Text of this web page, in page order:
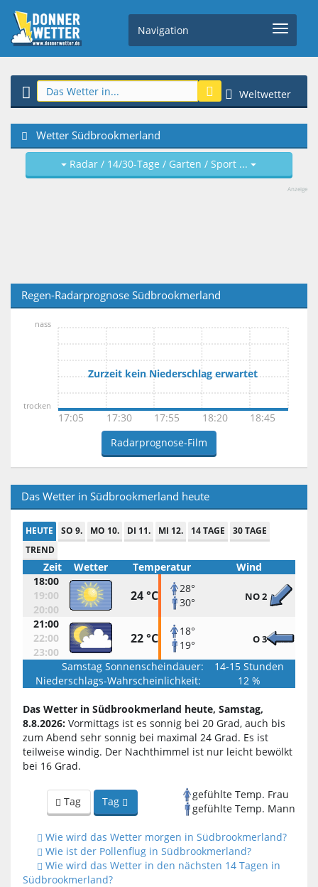
Navigation
Weltwetter
Wetter Südbrookmerland
Radar / 14/30-Tage / Garten / Sport ...
Anzeige
Regen-Radarprognose Südbrookmerland
Zurzeit kein Niederschlag erwartet
17:05 17:30 17:55 18:20 18:45
trocken
nass
Radarprognose-Film
Das Wetter in Südbrookmerland heute
HEUTE SO 9. MO 10. DI 11. MI 12. 14 TAGE
30 TAGE
TREND
Zeit Wetter Temperatur
Wind
18:00
19:00
20:00
24 °C
28°
30°
NO 2
21:00
22:00
23:00
22 °C
18°
19°
O 3
Samstag Sonnenscheindauer:
14-15 Stunden
Niederschlags-Wahrscheinlichkeit:
12 %
Das Wetter in Südbrookmerland heute, Samstag,
8.8.2026: Vormittags ist es sonnig bei 20 Grad, auch bis
zum Abend sehr sonnig bei maximal 24 Grad. Es ist
teilweise windig. Der Nachthimmel ist nur leicht bewölkt
bei 16 Grad.
Tag Tag
gefühlte Temp. Frau
gefühlte Temp. Mann
Wie wird das Wetter morgen in Südbrookmerland?
Wie ist der Pollenflug in Südbrookmerland?
Wie wird das Wetter in den nächsten 14 Tagen in
Südbrookmerland?